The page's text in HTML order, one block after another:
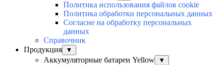
Политика использования файлов cookie
Политика обработки персональных данных
Согласие на обработку персональных
данных
Справочник
Продукция
▼
Аккумуляторные батареи Yellow ▼